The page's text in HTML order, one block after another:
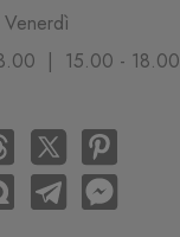
| 15.00 - 18.00